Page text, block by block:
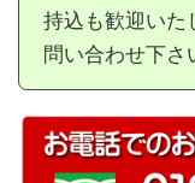
持込も歓迎いた
問い合わせ下さ